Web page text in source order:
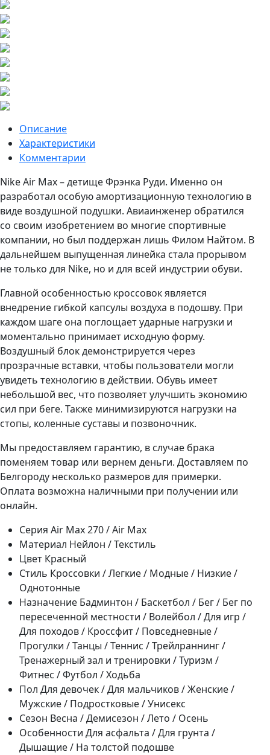
Описание
Характеристики
Комментарии
Nike Air Max – детище Фрэнка Руди. Именно он
разработал особую амортизационную технологию в
виде воздушной подушки. Авиаинженер обратился
со своим изобретением во многие спортивные
компании, но был поддержан лишь Филом Найтом. В
дальнейшем выпущенная линейка стала прорывом
не только для Nike, но и для всей индустрии обуви.
Главной особенностью кроссовок является
внедрение гибкой капсулы воздуха в подошву. При
каждом шаге она поглощает ударные нагрузки и
моментально принимает исходную форму.
Воздушный блок демонстрируется через
прозрачные вставки, чтобы пользователи могли
увидеть технологию в действии. Обувь имеет
небольшой вес, что позволяет улучшить экономию
сил при беге. Также минимизируются нагрузки на
стопы, коленные суставы и позвоночник.
Мы предоставляем гарантию, в случае брака
поменяем товар или вернем деньги. Доставляем по
Белгороду несколько размеров для примерки.
Оплата возможна наличными при получении или
онлайн.
Серия Air Max 270 / Air Max
Материал Нейлон / Текстиль
Цвет Красный
Стиль Кроссовки / Легкие / Модные / Низкие /
Однотонные
Назначение Бадминтон / Баскетбол / Бег / Бег по
пересеченной местности / Волейбол / Для игр /
Для походов / Кроссфит / Повседневные /
Прогулки / Танцы / Теннис / Трейлраннинг /
Тренажерный зал и тренировки / Туризм /
Фитнес / Футбол / Ходьба
Пол Для девочек / Для мальчиков / Женские /
Мужские / Подростковые / Унисекс
Сезон Весна / Демисезон / Лето / Осень
Особенности Для асфальта / Для грунта /
Дышащие / На толстой подошве